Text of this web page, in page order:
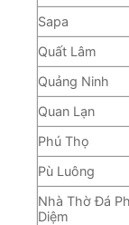
Sapa
Quất Lâm
Quảng Ninh
Quan Lạn
Phú Thọ
Pù Luông
Nhà Thờ Đá
Diệm